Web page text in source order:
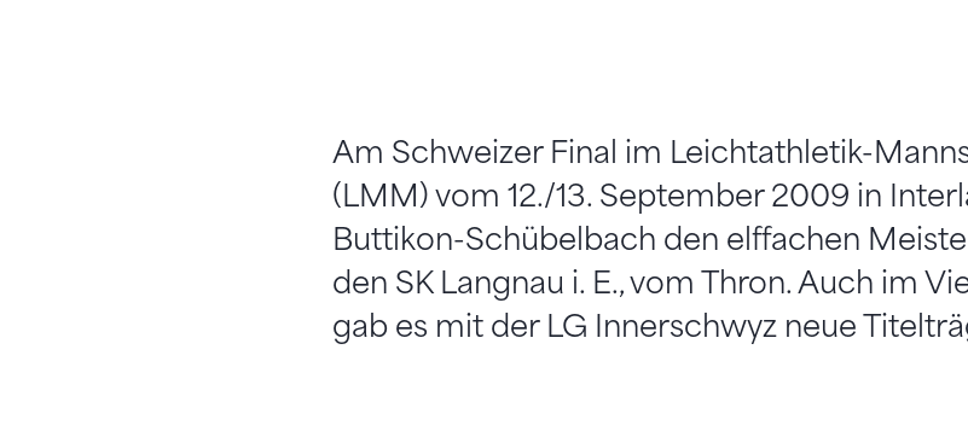
Am Schweizer Final im Leichtathletik-
(LMM) vom 12./13. September 2009 in
Buttikon-Schübelbach den elffachen
den SK Langnau i. E., vom Thron. Auch im
gab es mit der LG Innerschwyz neue